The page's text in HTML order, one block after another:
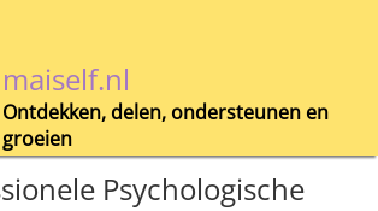
maiself.nl
Ontdekken, delen, ondersteunen en
groeien
Psychologische